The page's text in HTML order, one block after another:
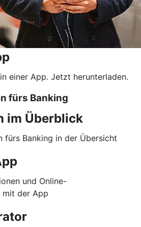
einer App. Jetzt herunterladen.
fürs Banking
im Überblick
fürs Banking in der Übersicht
und Online-
mit der App